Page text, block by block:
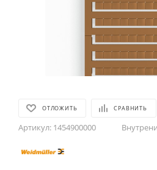
ОТЛОЖИТЬ СРАВНИТЬ
Артикул: 1454900000